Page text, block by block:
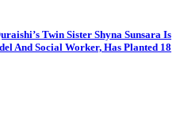
Twin Sister Shyna Sunsara Is
And Social Worker, Has Planted 18